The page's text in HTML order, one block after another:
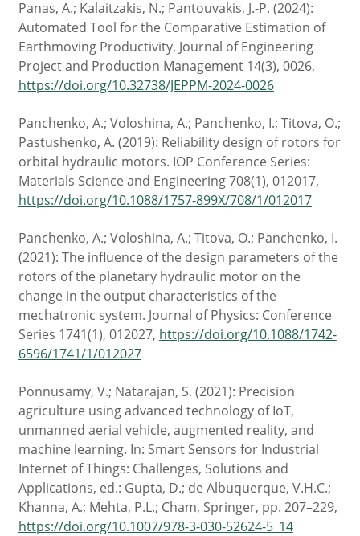
Panas, A.; Kalaitzakis, N.; Pantouvakis, J.-P. (2024):
Automated Tool for the Comparative Estimation of
Earthmoving Productivity. Journal of Engineering
Project and Production Management 14(3), 0026,
https://doi.org/10.32738/JEPPM-2024-0026
Panchenko, A.; Voloshina, A.; Panchenko, I.; Titova, O.;
Pastushenko, A. (2019): Reliability design of rotors for
orbital hydraulic motors. IOP Conference Series:
Materials Science and Engineering 708(1), 012017,
https://doi.org/10.1088/1757-899X/708/1/012017
Panchenko, A.; Voloshina, A.; Titova, O.; Panchenko, I.
(2021): The influence of the design parameters of the
rotors of the planetary hydraulic motor on the
change in the output characteristics of the
mechatronic system. Journal of Physics: Conference
Series 1741(1), 012027, https://doi.org/10.1088/1742-
6596/1741/1/012027
Ponnusamy, V.; Natarajan, S. (2021): Precision
agriculture using advanced technology of IoT,
unmanned aerial vehicle, augmented reality, and
machine learning. In: Smart Sensors for Industrial
Internet of Things: Challenges, Solutions and
Applications, ed.: Gupta, D.; de Albuquerque, V.H.C.;
Khanna, A.; Mehta, P.L.; Cham, Springer, pp. 207–229,
https://doi.org/10.1007/978-3-030-52624-5_14